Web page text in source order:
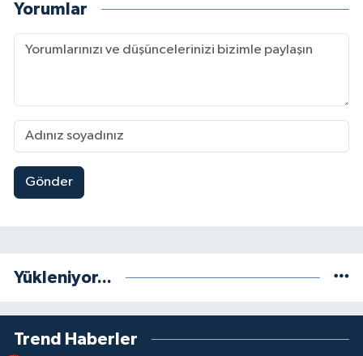
Yorumlar
Gönder
Yükleniyor...
Trend Haberler